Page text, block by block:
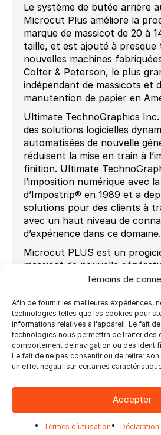
Témoins de
Afin de fournir les meilleures expériences,
technologies telles que les cookies pour
informations relatives à l'appareil. Le fait
technologies nous permettra de traiter des
comportement de navigation ou des
Le fait de ne pas consentir ou de retirer
un effet négatif sur certaines
Accepter
Termes d’utilisation
Le système de butée arrière
Microcut Plus améliore la
marque de massicot de 20 à
taille, et est ajouté à presque
nouvelles machines
Colter & Peterson, le plus
indépendant de massicots et
manutention de papier en
Ultimate TechnoGraphics
des solutions logicielles
automatisées de nouvelle
réduisent la mise en train à
finition. Ultimate
l’imposition numérique avec
d’Impostrip® en 1989 et a
solutions pour des clients à
avec un haut niveau de
d’expérience dans ce domaine.
Microcut PLUS est un
massicot de nouvelle
développement le plus récent
installations dans le monde
d’imposition d’Ultimate
système de contrôle de
PLUS sur les massicots
Colter & Peterson et avec
d’adaptation Microcut qui
que Polar, Perfecta,
Challenge et bien d’autres.
norme avantage pour les